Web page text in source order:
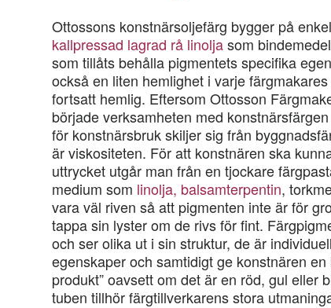
Ottossons konstnärsoljefärg bygger på
kallpressad lagrad rå linoljasom
som tillåts behålla pigmentets specifika
också en liten hemlighet i varje
fortsatt hemlig. Eftersom Ottosson
började verksamheten med
för konstnärsbruk skiljer sig från
är viskositeten. För att konstnären ska
uttrycket utgår man från en tjockare
medium som linolja, balsamterpentin,
vara väl riven så att pigmenten inte är för
tappa sin lyster om de rivs för fint.
och ser olika ut i sin struktur, de är
egenskaper och samtidigt ge konstnären
produkt” oavsett om det är en röd, gul eller
tuben tillhör färgtillverkarens stora